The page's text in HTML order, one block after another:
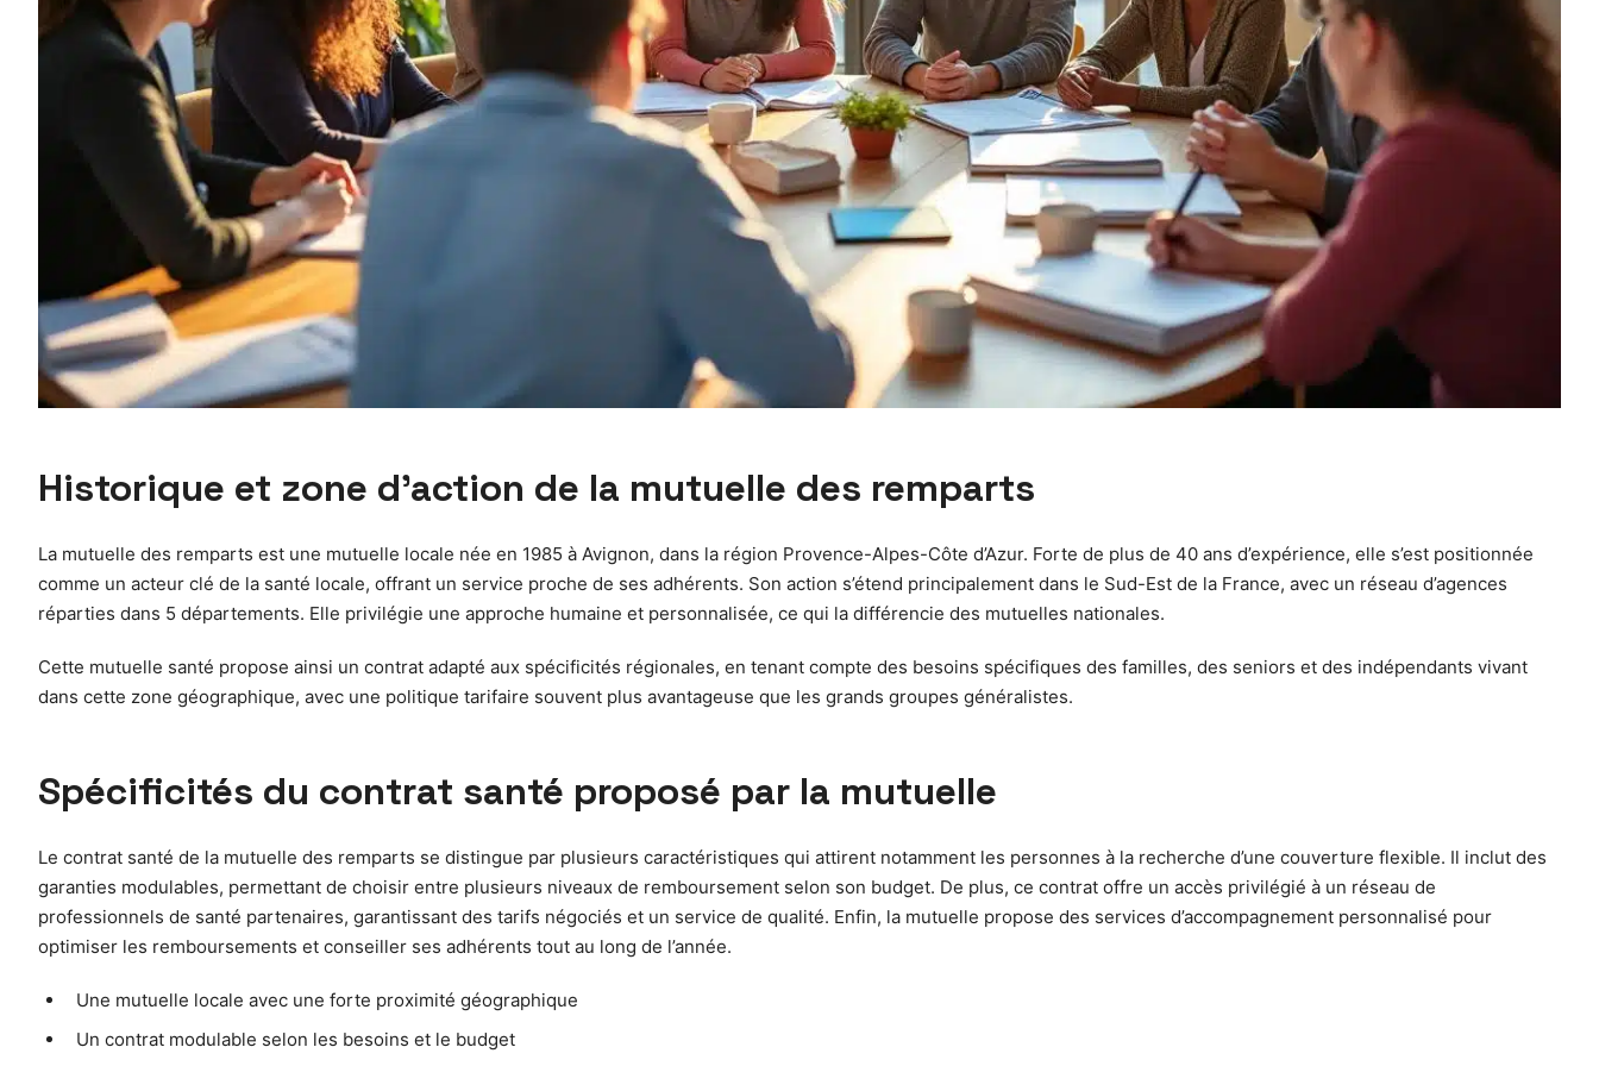
Historique et zone d’action de la mutuelle des remparts
La mutuelle des remparts est une mutuelle locale née en 1985 à Avignon, dans la région Provence-Alpes-Côte d’Azur. Forte de plus de 40 ans d’expérience, elle s’est positionnée
comme un acteur clé de la santé locale, offrant un service proche de ses adhérents. Son action s’étend principalement dans le Sud-Est de la France, avec un réseau d’agences
réparties dans 5 départements. Elle privilégie une approche humaine et personnalisée, ce qui la différencie des mutuelles nationales.
Cette mutuelle santé propose ainsi un contrat adapté aux spécificités régionales, en tenant compte des besoins spécifiques des familles, des seniors et des indépendants vivant
dans cette zone géographique, avec une politique tarifaire souvent plus avantageuse que les grands groupes généralistes.
Spécificités du contrat santé proposé par la mutuelle
Le contrat santé de la mutuelle des remparts se distingue par plusieurs caractéristiques qui attirent notamment les personnes à la recherche d’une couverture flexible. Il inclut des
garanties modulables, permettant de choisir entre plusieurs niveaux de remboursement selon son budget. De plus, ce contrat offre un accès privilégié à un réseau de
professionnels de santé partenaires, garantissant des tarifs négociés et un service de qualité. Enfin, la mutuelle propose des services d’accompagnement personnalisé pour
optimiser les remboursements et conseiller ses adhérents tout au long de l’année.
Une mutuelle locale avec une forte proximité géographique
Un contrat modulable selon les besoins et le budget